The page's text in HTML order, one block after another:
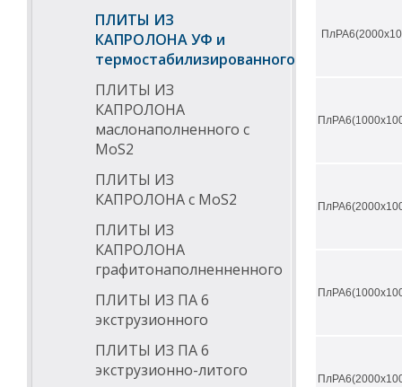
ПЛИТЫ ИЗ
КАПРОЛОНА УФ и
термостабилизированного
ПЛИТЫ ИЗ
КАПРОЛОНА
маслонаполненного с
МоS2
ПЛИТЫ ИЗ
КАПРОЛОНА с МоS2
ПЛИТЫ ИЗ
КАПРОЛОНА
графитонаполненненного
ПЛИТЫ ИЗ ПА 6
экструзионного
ПЛИТЫ ИЗ ПА 6
экструзионно-литого